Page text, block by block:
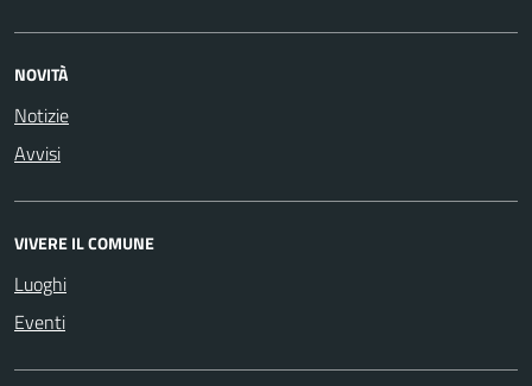
NOVITÀ
Notizie
Avvisi
VIVERE IL COMUNE
Luoghi
Eventi